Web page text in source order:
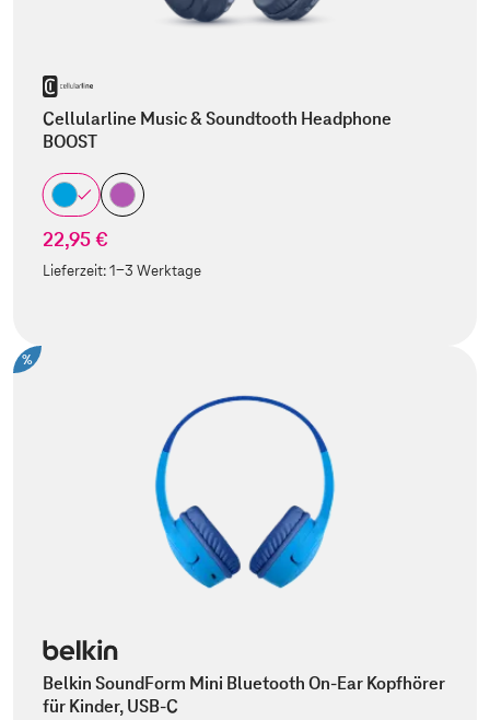
Cellularline Music & Soundtooth Headphone
BOOST
22,95 €
Lieferzeit:1-3 Werktage
%
Belkin SoundForm Mini Bluetooth On-Ear Kopfhörer
für Kinder, USB-C